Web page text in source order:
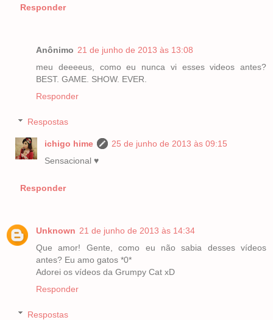
Responder
Anônimo 21 de junho de 2013 às 13:08
meu deeeeus, como eu nunca vi esses videos antes?
BEST. GAME. SHOW. EVER.
Responder
Respostas
ichigo hime
25 de junho de 2013 às 09:15
Sensacional ♥
Responder
Unknown 21 de junho de 2013 às 14:34
Que amor! Gente, como eu não sabia desses vídeos
antes? Eu amo gatos *0*
Adorei os vídeos da Grumpy Cat xD
Responder
Respostas